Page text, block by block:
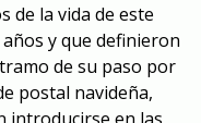
de la vida de este
y que definieron
de su paso por
postal navideña,
introducirse en las